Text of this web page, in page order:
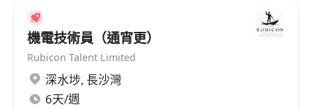
establishing strong customer relationships and
positioning itself as a leader in the industry.
Furthermore, the company successfully listed
on the Main Board of the Hong Kong Stock
Exchange in 1984, further enhancing its
corporate image and brand value.
機電技術員（通宵更）
Rubicon Talent Limited
深水埗, 長沙灣
6天/週